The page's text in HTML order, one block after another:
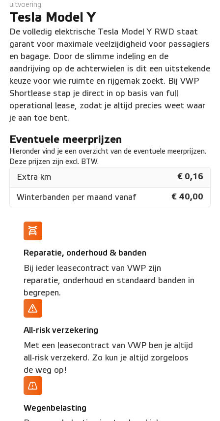
uitvoering.
Tesla Model Y
De volledig elektrische Tesla Model Y RWD staat
garant voor maximale veelzijdigheid voor passagiers
en bagage. Door de slimme indeling en de
aandrijving op de achterwielen is dit een uitstekende
keuze voor wie ruimte en rijgemak zoekt. Bij VWP
Shortlease stap je direct in op basis van full
operational lease, zodat je altijd precies weet waar
je aan toe bent.
Eventuele meerprijzen
Hieronder vind je een overzicht van de eventuele meerprijzen.
Deze prijzen zijn excl. BTW.
Extra km € 0,16
Winterbanden per maand vanaf € 40,00
Reparatie, onderhoud & banden
Bij ieder leasecontract van VWP zijn
reparatie, onderhoud en standaard banden in
begrepen.
All-risk verzekering
Met een leasecontract van VWP ben je altijd
all-risk verzekerd. Zo kun je altijd zorgeloos
de weg op!
Wegenbelasting